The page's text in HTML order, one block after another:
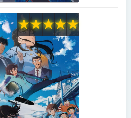
★
★
★
★
★